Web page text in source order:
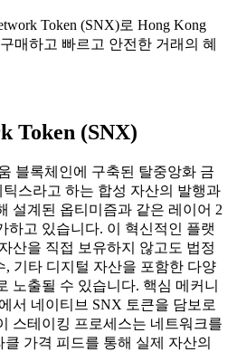
Token (SNX)로 Hong Kong
매하고 빠르고 안전한 거래의 혜
Token (SNX)
블록체인에 구축된 탈중앙화 금
스라고 하는 합성 자산의 발행과
설계된 옵티미즘과 같은 레이어 2
하고 있습니다. 이 혁신적인 플랫
산을 직접 보유하지 않고도 법정
, 기타 디지털 자산을 포함한 다양
노출될 수 있습니다. 핵심 메커니
서 네이티브 SNX 토큰을 담보로
스테이킹 프로세스는 네트워크를
가격 피드를 통해 실제 자산의